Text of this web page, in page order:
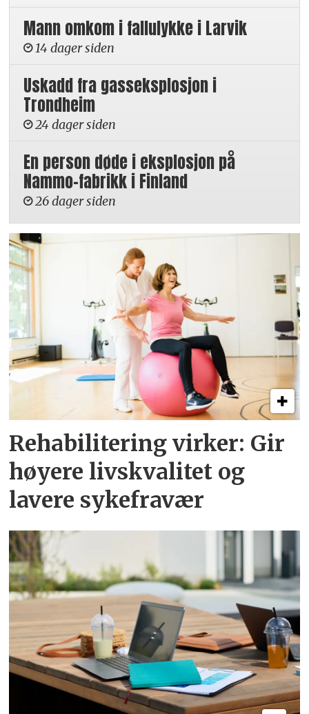
Mann omkom i fallulykke i Larvik
14 dager siden
Uskadd fra gasseksplosjon i
Trondheim
24 dager siden
En person døde i eksplosjon på
Nammo-fabrikk i Finland
26 dager siden
Rehabilitering virker: Gir
høyere livskvalitet og
lavere sykefravær